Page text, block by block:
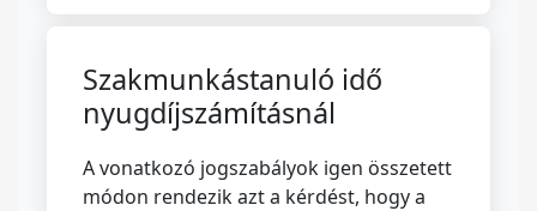
Szakmunkástanuló idő
nyugdíjszámításnál
A vonatkozó jogszabályok igen összetett
módon rendezik azt a kérdést, hogy a